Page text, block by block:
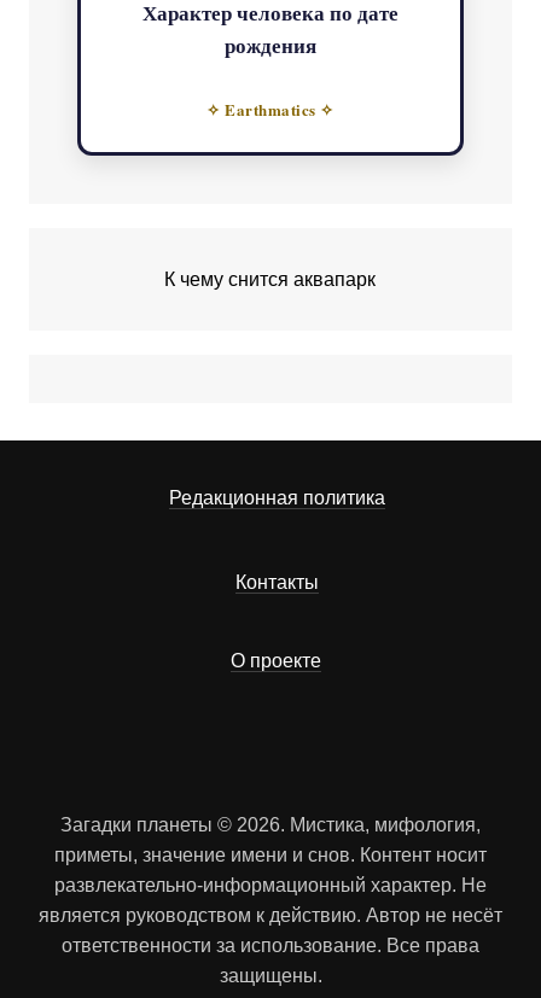
Характер человека по дате
рождения
✧ Earthmatics ✧
К чему снится аквапарк
Редакционная политика
Контакты
О проекте
Загадки планеты © 2026. Мистика, мифология,
приметы, значение имени и снов. Контент носит
развлекательно-информационный характер. Не
является руководством к действию. Автор не несёт
ответственности за использование. Все права
защищены.